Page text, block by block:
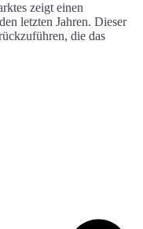
zeigt einen
letzten Jahren. Dieser
die das